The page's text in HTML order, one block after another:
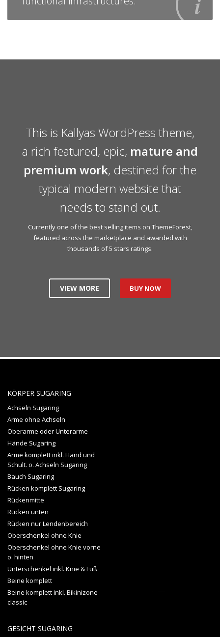
This is Kallyas WordPress theme,
a rich featured, epic, mature and
premium work, destined for the
typical modern website that
needs to stand out.
Currently one of the best selling items on ThemeForest,
featured across the marketplace and awarded with
thousands of 5 stars ratings.
VIEW MORE BUY NOW
KÖRPER SUGARING
Achseln Sugaring
Arme ohne Achseln
Oberarme oder Unterarme
Hände Sugaring
Arme komplett inkl. Hand und
Schult. o. Achseln Sugaring
Bauch Sugaring
Rücken komplett Sugaring
Rückenmitte
Rücken unten
Rücken nur Lendenbereich
Oberschenkel ohne Knie
Oberschenkel ohne Knie vorne
o. hinten
Unterschenkel inkl. Knie & Fuß
Beine komplett
Beine komplett inkl. Bikinizone
classic
GESICHT SUGARING